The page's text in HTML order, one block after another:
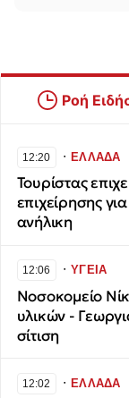
Ροή
12:20 ∙ΕΛΛΑΔΑ
Τουρίστας
επιχείρησης
ανήλικη
12:06 ∙ΥΓΕΙΑ
Νοσοκομείο
υλικών -
σίτιση
12:02 ∙ΕΛΛΑΔΑ